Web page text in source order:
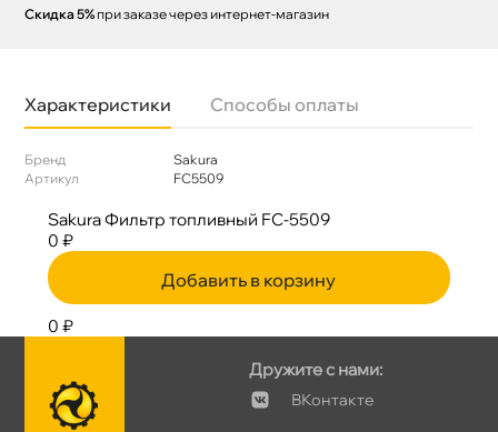
Скидка 5% при заказе через интернет-магазин
Характеристики Способы оплаты
Бренд
Sakura
Артикул
FC5509
Sakura Фильтр топливный FC-5509
0 ₽
Добавить в корзину
0 ₽
Дружите с нами:
Контакте